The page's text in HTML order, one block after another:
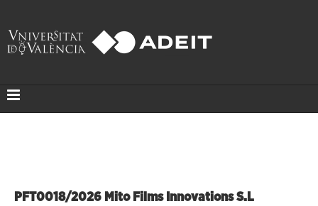
PFT0018/2026 Mito Films Innovations S.L